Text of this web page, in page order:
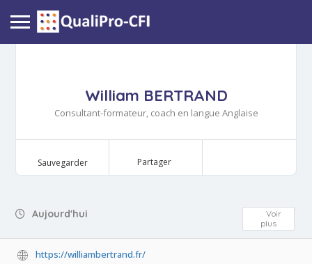
William BERTRAND
Consultant-formateur, coach en langue Anglaise
Sauvegarder Partager
Aujourd'hui Day Off
Voir
plus
https://williambertrand.fr/